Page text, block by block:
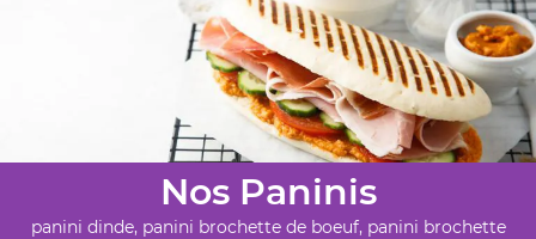
Nos Paninis
panini dinde, panini brochette de boeuf, panini brochette